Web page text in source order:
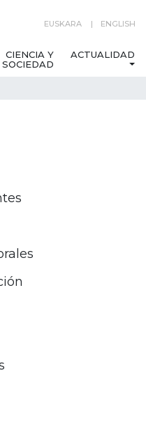
EUSKARA ENGLISH
CIENCIA Y
SOCIEDAD
ACTUALIDAD